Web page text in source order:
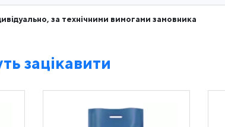
за технічними вимогами замовника
зацікавити